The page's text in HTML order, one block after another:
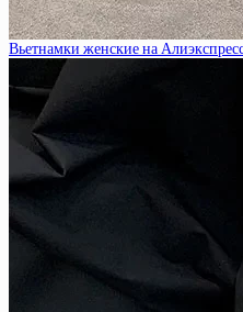
Вьетнамки женские на